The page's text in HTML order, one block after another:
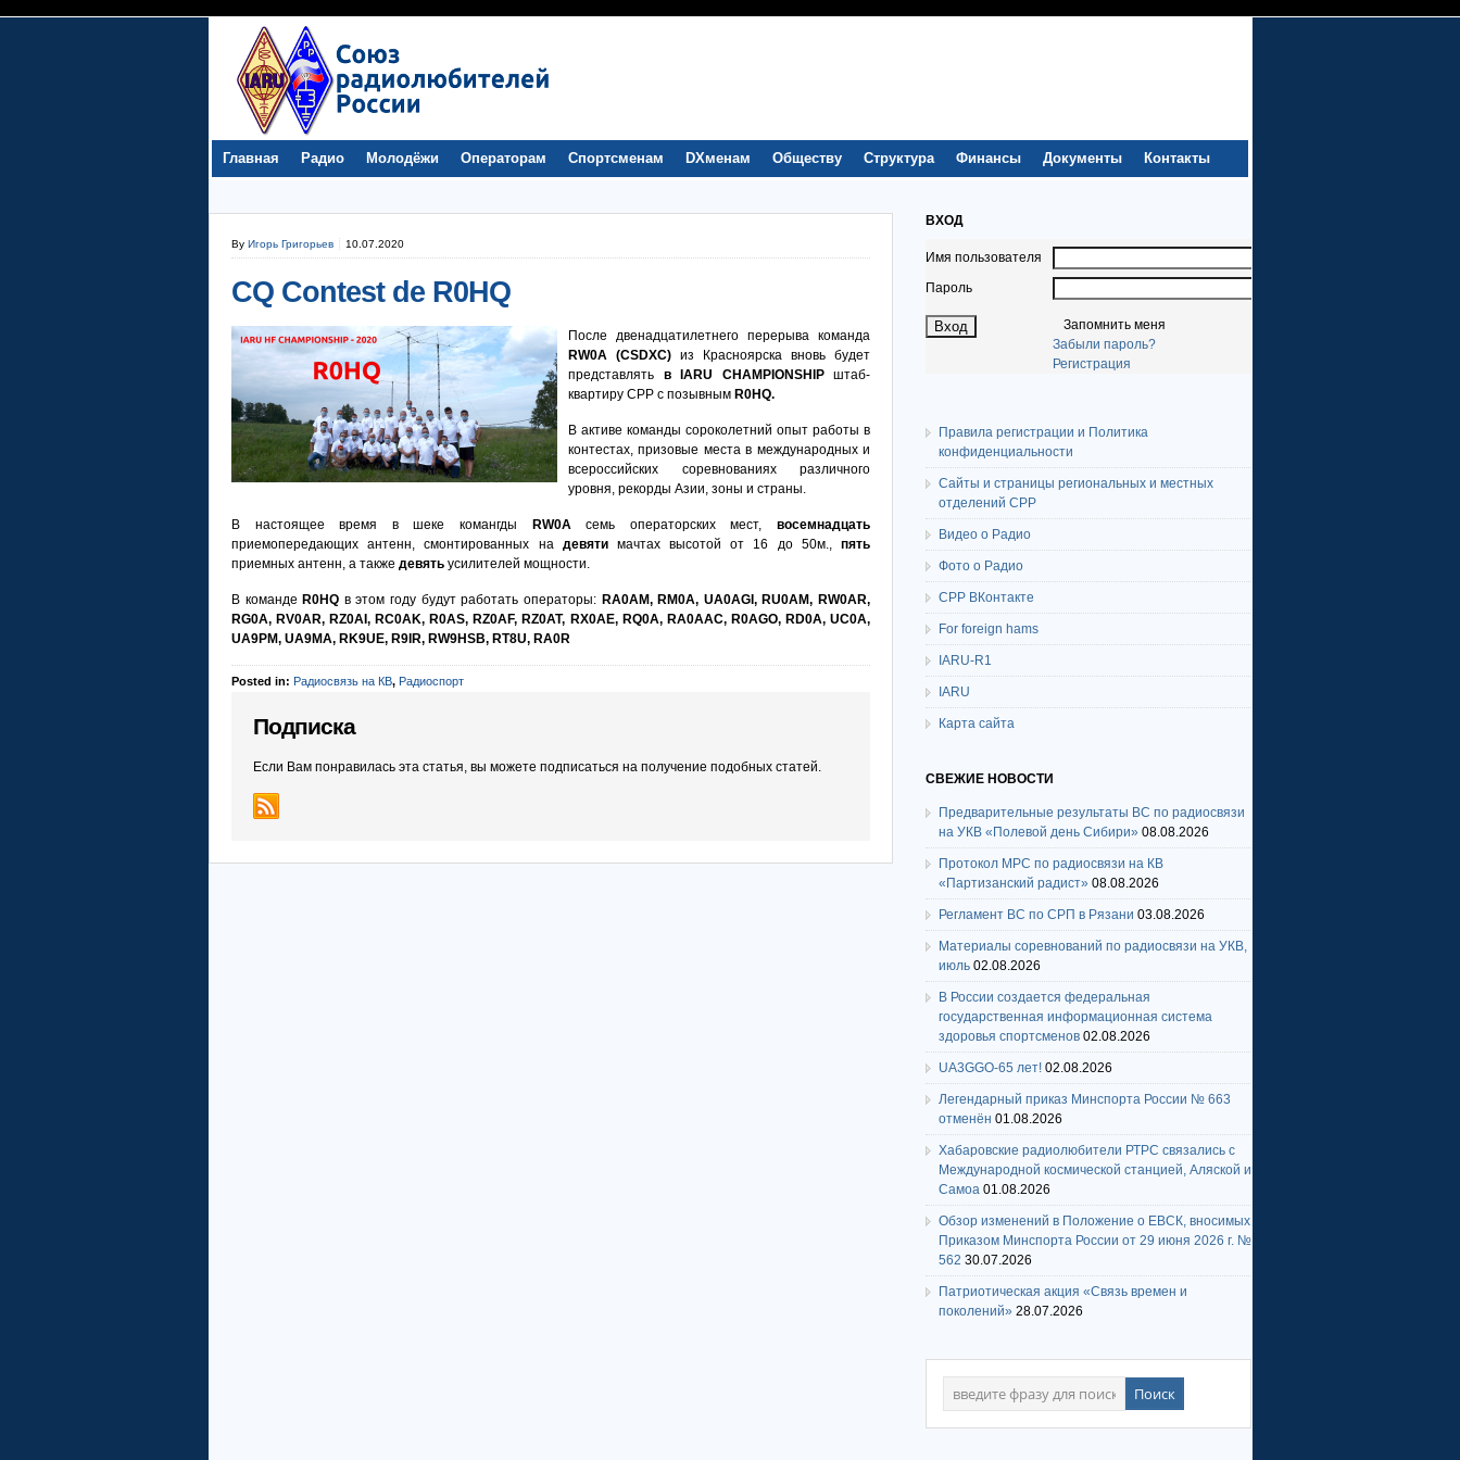
Главная Радио Молодёжи Операторам Спортсменам DXменам Обществу Структура Финансы Документы Контакты
By Игорь Григорьев 10.07.2020
CQ Contest de R0HQ
После двенадцатилетнего перерыва команда
RW0A (CSDXC) из Красноярска вновь будет
представлять в IARU CHAMPIONSHIPштаб-
квартиру СРР с позывным R0HQ.
В активе команды сороколетний опыт работы в
контестах, призовые места в международных и
всероссийских соревнованиях различного
уровня, рекорды Азии, зоны и страны.
В настоящее время в шеке комангды RW0Асемь операторских мест,восемнадцать
приемопередающих антенн, смонтированных на девятимачтах высотой от 16 до 50м.,пять
приемных антенн, а также девять усилителей мощности.
В команде R0HQ в этом году будут работать операторы: RA0AM, RM0A, UA0AGI, RU0AM, RW0AR,
RG0A, RV0AR, RZ0AI, RC0AK, R0AS, RZ0AF, RZ0AT, RX0AE, RQ0A, RA0AAC, R0AGO, RD0A, UC0A,
UA9PM, UA9MA, RK9UE, R9IR, RW9HSB, RT8U, RA0R
Posted in: Радиосвязь на КВ, Радиоспорт
Подписка
Если Вам понравилась эта статья, вы можете подписаться на получение подобных статей.
ВХОД
Имя пользователя
Пароль
Запомнить меня
Забыли пароль?
Регистрация
Правила регистрации и Политика
конфиденциальности
Сайты и страницы региональных и местных
отделений СРР
Видео о Радио
Фото о Радио
СРР ВКонтакте
For foreign hams
IARU-R1
IARU
Карта сайта
СВЕЖИЕ НОВОСТИ
Предварительные результаты ВС по радиосвязи
на УКВ «Полевой день Сибири» 08.08.2026
Протокол МРС по радиосвязи на КВ
«Партизанский радист» 08.08.2026
Регламент ВС по СРП в Рязани 03.08.2026
Материалы соревнований по радиосвязи на УКВ,
июль 02.08.2026
В России создается федеральная
государственная информационная система
здоровья спортсменов 02.08.2026
UA3GGO-65 лет! 02.08.2026
Легендарный приказ Минспорта России № 663
отменён 01.08.2026
Хабаровские радиолюбители РТРС связались с
Международной космической станцией, Аляской и
Самоа 01.08.2026
Обзор изменений в Положение о ЕВСК, вносимых
Приказом Минспорта России от 29 июня 2026 г. №
562 30.07.2026
Патриотическая акция «Связь времен и
поколений» 28.07.2026